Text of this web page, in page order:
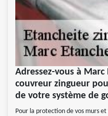
Adressez-vous à
couvreur zingueur
de votre système de
Pour la protection de vos murs